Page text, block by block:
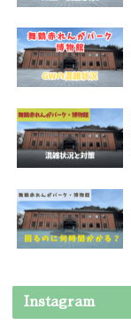
Instagram